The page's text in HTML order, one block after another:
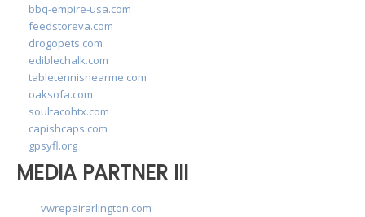
bbq-empire-usa.com
feedstoreva.com
drogopets.com
ediblechalk.com
tabletennisnearme.com
oaksofa.com
soultacohtx.com
capishcaps.com
gpsyfl.org
MEDIA PARTNER III
vwrepairarlington.com